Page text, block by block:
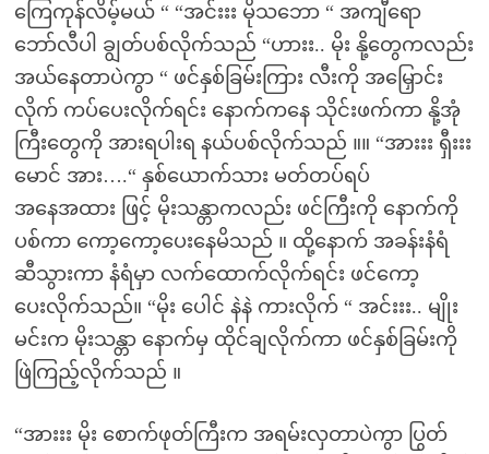
ကြေကုန်လိမ့်မယ် “ “အင်းးး မိုသဘော “ အကျီရော
ဘော်လီပါ ချွတ်ပစ်လိုက်သည် “ဟားး.. မိုး နို့တွေကလည်း
အယ်နေတာပဲကွာ “ ဖင်နှစ်ခြမ်းကြား လီးကို အမြှောင်း
လိုက် ကပ်ပေးလိုက်ရင်း နောက်ကနေ သိုင်းဖက်ကာ နို့အုံ
ကြီးတွေကို အားရပါးရ နယ်ပစ်လိုက်သည် ။။ “အားးး ရှီးးး
မောင် အား….“ နှစ်ယောက်သား မတ်တပ်ရပ်
အနေအထား ဖြင့် မိုးသန္တာကလည်း ဖင်ကြီးကို နောက်ကို
ပစ်ကာ ကော့ကော့ပေးနေမိသည် ။ ထို့နောက် အခန်းနံရံ
ဆီသွားကာ နံရံမှာ လက်ထောက်လိုက်ရင်း ဖင်ကော့
ပေးလိုက်သည်။ “မိုး ပေါင် နဲနဲ ကားလိုက် “ အင်းးး.. မျိုး
မင်းက မိုးသန္တာ နောက်မှ ထိုင်ချလိုက်ကာ ဖင်နှစ်ခြမ်းကို
ဖြဲကြည့်လိုက်သည် ။
“အားးး မိုး စောက်ဖုတ်ကြီးက အရမ်းလှတာပဲကွာ ပြွတ်